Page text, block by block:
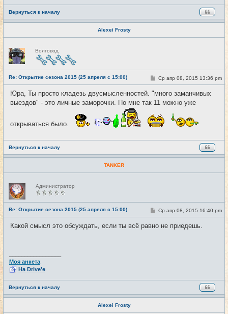
Вернуться к началу
Alexei Frosty
Н
е
в
с
е
т
и
Волговод
Re: Открытие сезона 2015 (25 апреля с 15:00) #28
С
о
б
щ
н
и
е
Ср апр 08, 2015 13:36 pm
Юра, Ты просто кладезь двусмысленностей. "много заманчивых
выездов" - это личные заморочки. По мне так 11 можно уже
открываться было.
Вернуться к началу
TANKER
Н
е
в
с
е
т
и
Администратор
Re: Открытие сезона 2015 (25 апреля с 15:00) #29
С
о
б
Ср апр 08, 2015 16:40 pm
Какой смысл это обсуждать, если ты всё равно не приедешь.
Моя анкета
На Drive'e
Вернуться к началу
Alexei Frosty